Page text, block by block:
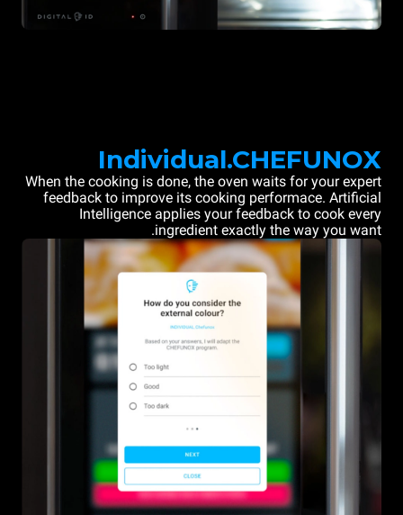
Individual.CHEFUNOX
When the cooking is done, the oven waits for your expert
feedback to improve its cooking performace. Artificial
Intelligence applies your feedback to cook every
ingredient exactly the way you want.